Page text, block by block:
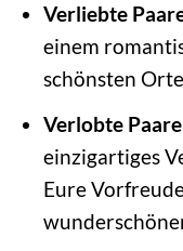
Verliebte
einem
schönsten
Verlobte
einzigartiges
Eure